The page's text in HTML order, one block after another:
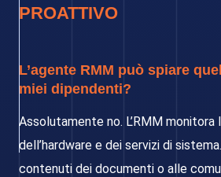
PROATTIVO
L’agente RMM può spiare
miei dipendenti?
Assolutamente no. L’RMM monitora
dell’hardware e dei servizi di
contenuti dei documenti o alle